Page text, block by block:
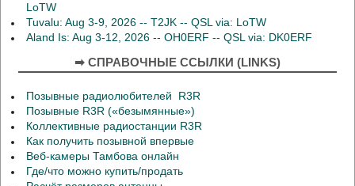
LoTW
Tuvalu: Aug 3-9, 2026 -- T2JK -- QSL via: LoTW
Aland Is: Aug 3-12, 2026 -- OH0ERF -- QSL via: DK0ERF
➡ СПРАВОЧНЫЕ ССЫЛКИ (LINKS)
Позывные радиолюбителей R3R
Позывные R3R («безымянные»)
Коллективные радиостанции R3R
Как получить позывной впервые
Веб-камеры Тамбова онлайн
Где/что можно купить/продать